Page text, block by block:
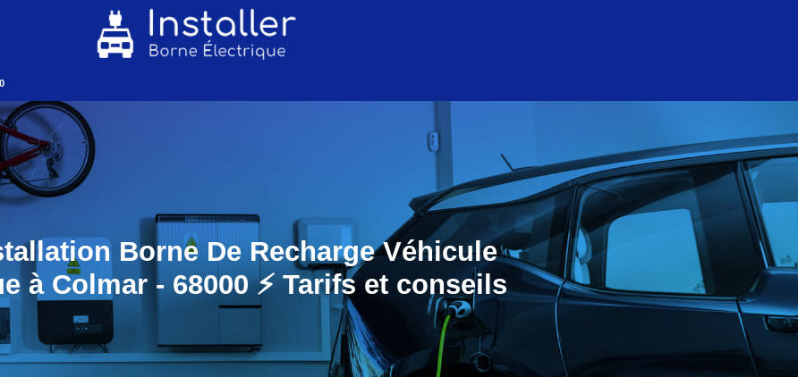
Borne De Recharge Véhicule
à Colmar - 68000 ⚡️ Tarifs et conseils